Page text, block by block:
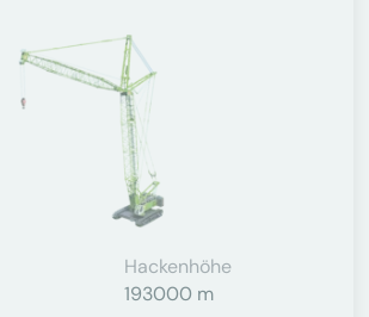
Hackenhöhe
193000 m